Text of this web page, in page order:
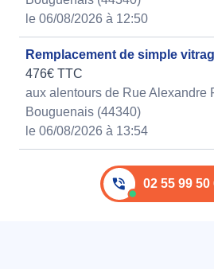
le 06/08/2026 à 12:50
Remplacement de simple
476€ TTC
aux alentours de Rue Alexandre
Bouguenais (44340)
le 06/08/2026 à 13:54
02 55 99 50